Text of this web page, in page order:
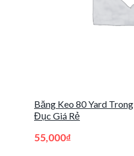
Băng Keo 80 Yard Trong
Đục Giá Rẻ
55,000₫